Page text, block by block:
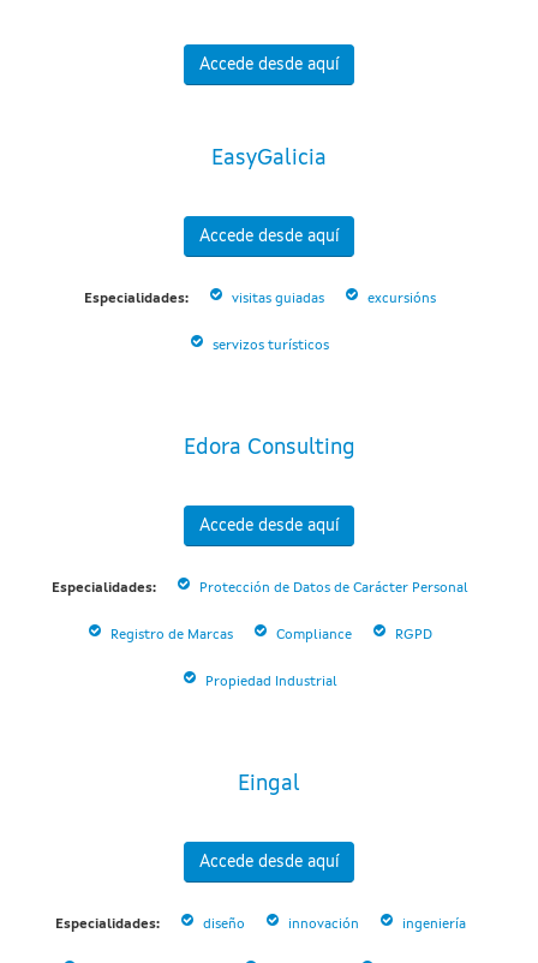
Accede desde aquí
EasyGalicia
Accede desde aquí
Especialidades: visitas guiadas excursións
servizos turísticos
Edora Consulting
Accede desde aquí
Especialidades: Protección de Datos de Carácter Personal
Registro de Marcas Compliance RGPD
Propiedad Industrial
Eingal
Accede desde aquí
Especialidades: diseño innovación ingeniería